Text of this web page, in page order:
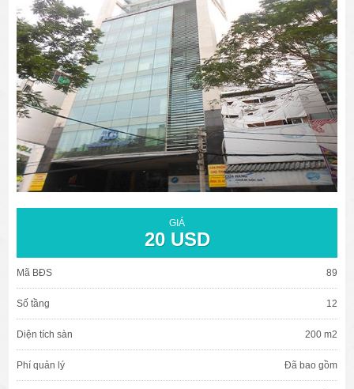
GIÁ
20 USD
Mã BĐS 89
Số tầng 12
Diện tích sàn 200 m2
Phí quản lý Đã bao gồm
văn phòng cho thuê quận 3
văn phòng quận 1
văn phòng quận 3